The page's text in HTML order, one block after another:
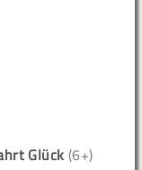
Glück (6+)